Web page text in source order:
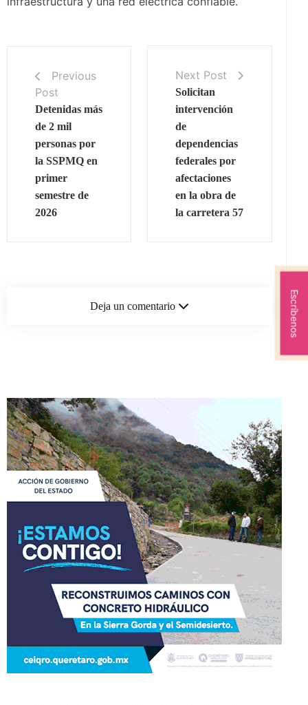
Previous
Post
Detenidas más
de 2 mil
personas por
la SSPMQ en
primer
semestre de
2026
Next Post
Solicitan
intervención
de
dependencias
federales por
afectaciones
en la obra de
la carretera 57
Deja un comentario Escríbenos